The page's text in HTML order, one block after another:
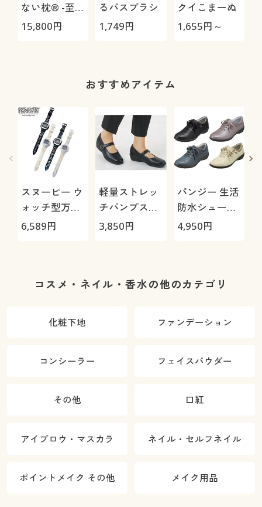
ない枕® -至
極-
15,800円
るバスブラシ
1,749円
クイこまーぬ
1,655円～
おすすめアイテム
スヌーピー ウ
ォッチ型万歩
計(R)
6,589円
軽量ストレッ
チパンプス
4073(パンジ
3,850円
パンジー 生活
防水シューズ
4832
4,950円
コスメ・ネイル・香水の他のカテゴリ
化粧下地 ファンデーション
コンシーラー フェイスパウダー
その他 口紅
アイブロウ・マスカラ ネイル・セルフネイル
ポイントメイク その他 メイク用品